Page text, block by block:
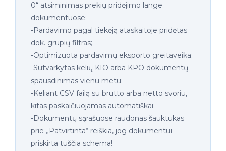
0“ atsiminimas prekių pridėjimo lange
dokumentuose;
-Pardavimo pagal tiekėją ataskaitoje pridėtas
dok. grupių filtras;
-Optimizuota pardavimų eksporto greitaveika;
-Sutvarkytas kelių KIO arba KPO dokumentų
spausdinimas vienu metu;
-Keliant CSV failą su brutto arba netto svoriu,
kitas paskaičiuojamas automatiškai;
-Dokumentų sąrašuose raudonas šauktukas
prie „Patvirtinta“ reiškia, jog dokumentui
priskirta tuščia schema!